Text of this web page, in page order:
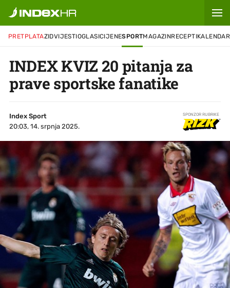
PRETPLATAZIDVIJESTIOGLASICIJENESPORTMAGAZINRECEPTIKALENDAR
INDEX KVIZ 20 pitanja za
prave sportske fanatike
Index Sport
20:03, 14. srpnja 2025.
SPONZOR RUBRIKE